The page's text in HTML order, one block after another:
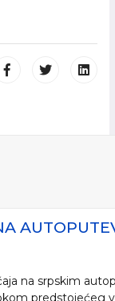
na srpskim
predstojećeg